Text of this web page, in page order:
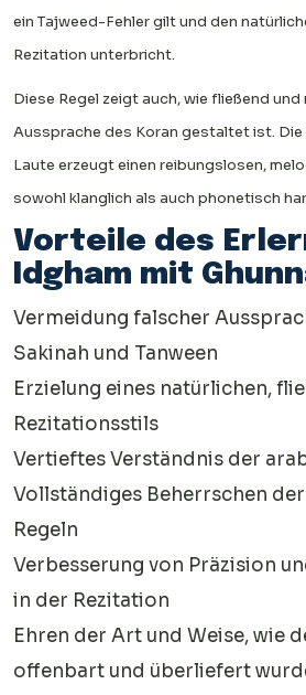
ein Tajweed-Fehler gilt und den
Rezitation unterbricht.
Diese Regel zeigt auch, wie fließend und
Aussprache des Koran gestaltet ist. Die
Laute erzeugt einen reibungslosen,
sowohl klanglich als auch phonetisch
Vorteile des
Idgham mit
Vermeidung falscher
Sakinah und Tanween
Erzielung eines natürlichen,
Rezitationsstils
Vertieftes Verständnis der
Vollständiges Beherrschen
Regeln
Verbesserung von Präzision
in der Rezitation
Ehren der Art und Weise, wie
offenbart und überliefert